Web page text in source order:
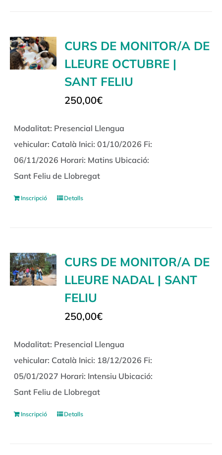
CURS DE MONITOR/A DE
LLEURE OCTUBRE |
SANT FELIU
250,00€
Modalitat: Presencial Llengua
vehicular: Català Inici: 01/10/2026 Fi:
06/11/2026 Horari: Matins Ubicació:
Sant Feliu de Llobregat
Inscripció Detalls
CURS DE MONITOR/A DE
LLEURE NADAL | SANT
FELIU
250,00€
Modalitat: Presencial Llengua
vehicular: Català Inici: 18/12/2026 Fi:
05/01/2027 Horari: Intensiu Ubicació:
Sant Feliu de Llobregat
Inscripció Detalls